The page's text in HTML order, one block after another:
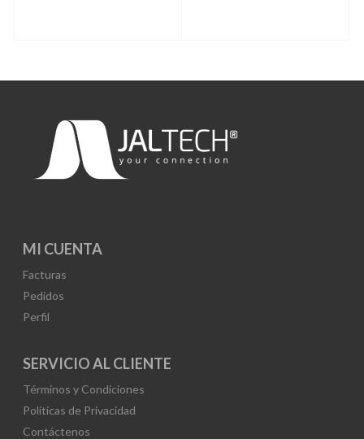
MI CUENTA
Facturas
Pedidos
Perfil
SERVICIO AL CLIENTE
Términos y Condiciones
Políticas de Privacidad
Contáctenos